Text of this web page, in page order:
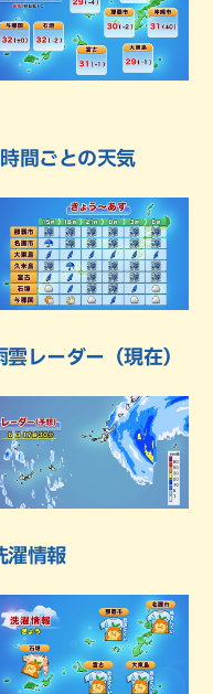
間ごとの天気
雲レーダー（現在）
濯情報